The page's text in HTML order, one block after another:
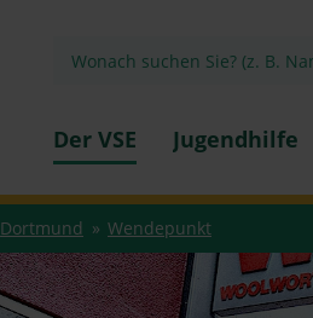
Der VSE Jugendhilfe
Dortmund Wendepunkt